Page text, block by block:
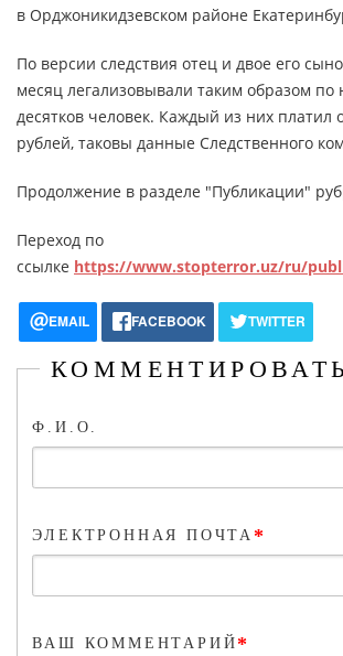
в Орджоникидзевском районе
По версии следствия отец и двое его
месяц легализовывали таким образом по
десятков человек. Каждый из них платил
рублей, таковы данные Следственного
Продолжение в разделе "Публикации"
Переход по
ссылке https://www.stopterror.uz/ru/
EMAIL FACEBOOK TWITTER
КОММЕНТИРОВАТЬ
Ф.И.О.
ЭЛЕКТРОННАЯ ПОЧТА *
ВАШ КОММЕНТАРИЙ *